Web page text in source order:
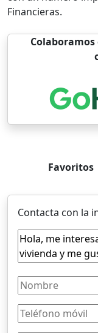
Financieras.
Favoritos
Contacta con la